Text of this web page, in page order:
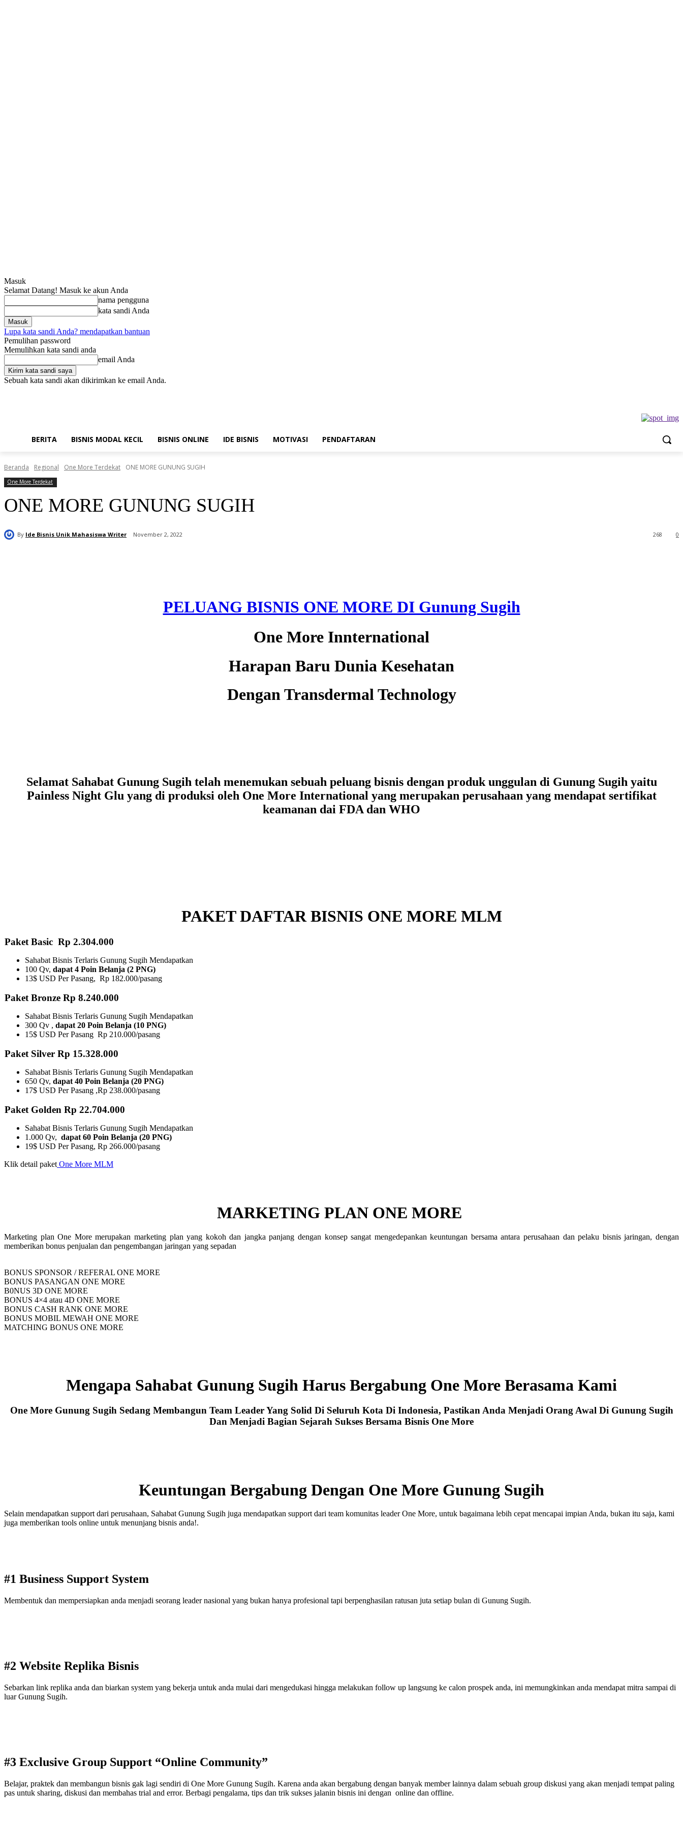
Masuk
Selamat Datang! Masuk ke akun Anda
nama pengguna
kata sandi Anda
Lupa kata sandi Anda? mendapatkan bantuan
Pemulihan password
Memulihkan kata sandi anda
email Anda
Sebuah kata sandi akan dikirimkan ke email Anda.
BERITA BISNIS MODAL KECIL BISNIS ONLINE IDE BISNIS MOTIVASI PENDAFTARAN
Beranda Regional One More Terdekat ONE MORE GUNUNG SUGIH
One More Terdekat
ONE MORE GUNUNG SUGIH
By Ide Bisnis Unik Mahasiswa Writer November 2, 2022 0
268
PELUANG BISNIS ONE MORE DI Gunung Sugih
One More Innternational
Harapan Baru Dunia Kesehatan
Dengan Transdermal Technology
Selamat Sahabat Gunung Sugih telah menemukan sebuah peluang bisnis dengan produk unggulan di Gunung Sugih yaitu
Painless Night Glu yang di produksi oleh One More International yang merupakan perusahaan yang mendapat sertifikat
keamanan dai FDA dan WHO
PAKET DAFTAR BISNIS ONE MORE MLM
Paket Basic Rp 2.304.000
Sahabat Bisnis Terlaris Gunung Sugih Mendapatkan
100 Qv, dapat 4 Poin Belanja (2 PNG)
13$ USD Per Pasang, Rp 182.000/pasang
Paket Bronze Rp 8.240.000
Sahabat Bisnis Terlaris Gunung Sugih Mendapatkan
300 Qv , dapat 20 Poin Belanja (10 PNG)​
15$ USD Per Pasang Rp 210.000/pasang
Paket Silver Rp 15.328.000
Sahabat Bisnis Terlaris Gunung Sugih Mendapatkan
650 Qv, dapat 40 Poin Belanja (20 PNG)
17$ USD Per Pasang ,Rp 238.000/pasang
Paket Golden Rp 22.704.000
Sahabat Bisnis Terlaris Gunung Sugih Mendapatkan
1.000 Qv, dapat 60 Poin Belanja (20 PNG)
19$ USD Per Pasang, Rp 266.000/pasang
Klik detail paket One More MLM
MARKETING PLAN ONE MORE ​
Marketing plan One More merupakan marketing plan yang kokoh dan jangka panjang dengan konsep sangat mengedepankan keuntungan bersama antara perusahaan dan pelaku bisnis jaringan, dengan
memberikan bonus penjualan dan pengembangan jaringan yang sepadan
BONUS SPONSOR / REFERAL ONE MORE
BONUS PASANGAN ONE MORE
B0NUS 3D ONE MORE
BONUS 4×4 atau 4D ONE MORE
BONUS CASH RANK ONE MORE
BONUS MOBIL MEWAH ONE MORE
MATCHING BONUS ONE MORE
Mengapa Sahabat Gunung Sugih Harus Bergabung One More Berasama Kami
One More Gunung Sugih Sedang Membangun Team Leader Yang Solid Di Seluruh Kota Di Indonesia, Pastikan Anda Menjadi Orang Awal Di Gunung Sugih
Dan Menjadi Bagian Sejarah Sukses Bersama Bisnis One More
Keuntungan Bergabung Dengan One More Gunung Sugih
Selain mendapatkan support dari perusahaan, Sahabat Gunung Sugih juga mendapatkan support dari team komunitas leader One More, untuk bagaimana lebih cepat mencapai impian Anda, bukan itu saja, kami
juga memberikan tools online untuk menunjang bisnis anda!.
#1 Business Support System
Membentuk dan mempersiapkan anda menjadi seorang leader nasional yang bukan hanya profesional tapi berpenghasilan ratusan juta setiap bulan di Gunung Sugih.
#2 Website Replika Bisnis
Sebarkan link replika anda dan biarkan system yang bekerja untuk anda mulai dari mengedukasi hingga melakukan follow up langsung ke calon prospek anda, ini memungkinkan anda mendapat mitra sampai di
luar Gunung Sugih.
#3 Exclusive Group Support “Online Community”
Belajar, praktek dan membangun bisnis gak lagi sendiri di One More Gunung Sugih. Karena anda akan bergabung dengan banyak member lainnya dalam sebuah group diskusi yang akan menjadi tempat paling
pas untuk sharing, diskusi dan membahas trial and error. Berbagi pengalama, tips dan trik sukses jalanin bisnis ini dengan online dan offline.